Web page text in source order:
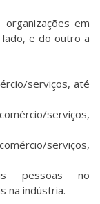
em
e do outro a
serviços, até
serviços,
serviços,
pessoas no
na indústria.